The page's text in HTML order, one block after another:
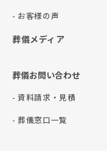
- お客様の声
葬儀メディア
葬儀お問い合わせ
- 資料請求・見積
- 葬儀窓口一覧